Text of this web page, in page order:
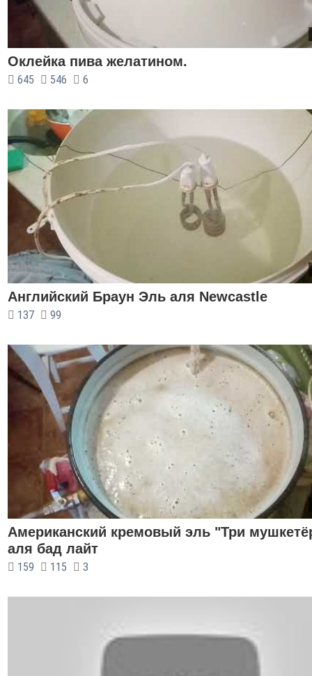
Оклейка пива желатином.
645 546 6
Английский Браун Эль аля Newcastle
137 99
Американский кремовый эль "Три
аля бад лайт
159 115 3